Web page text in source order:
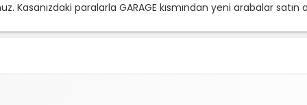
Kasanızdaki paralarla GARAGE kısmından yeni arabalar satın